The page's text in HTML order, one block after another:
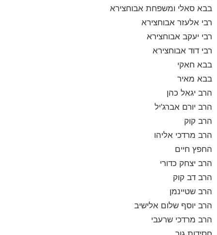
בבא סאלי ומשפחת אבוחצירא
רבי אלעזר אבוחצירא
רבי יעקב אבוחצירא
רבי דוד אבוחצירא
בבא חאקי
בבא מאיר
הרב יגאל כהן
הרב יורם אברג'יל
הרב קוק
הרב מרדכי אליהו
החפץ חיים
הרב יצחק כדורי
הרב דב קוק
הרב שטיינמן
הרב יוסף שלום אלישיב
הרב מרדכי שרעבי